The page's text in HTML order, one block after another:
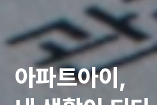
아파트아이,